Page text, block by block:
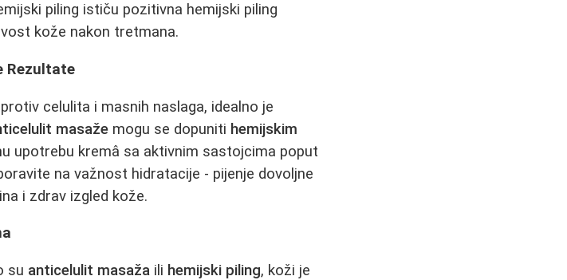
piling ističu pozitivna hemijski piling
kože nakon tretmana.
Rezultate
celulita i masnih naslaga, idealno je
masaže mogu se dopuniti hemijskim
upotrebu kremâ sa aktivnim sastojcima poput
na važnost hidratacije - pijenje dovoljne
i zdrav izgled kože.
su anticelulit masaža ili hemijski piling, koži je